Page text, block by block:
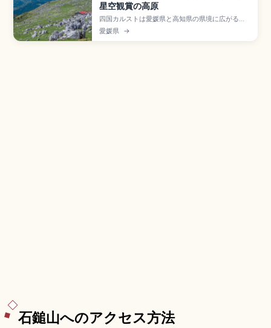
星空観賞の高原
四国カルストは愛媛県と高知県の県境に広がる標
高約1,400mの高原で、秋吉台・平尾台と並ぶ日
本三大カルストのひとつ「天空の草原」と呼ばれ
愛媛県 →
石鎚山へのアクセス方法